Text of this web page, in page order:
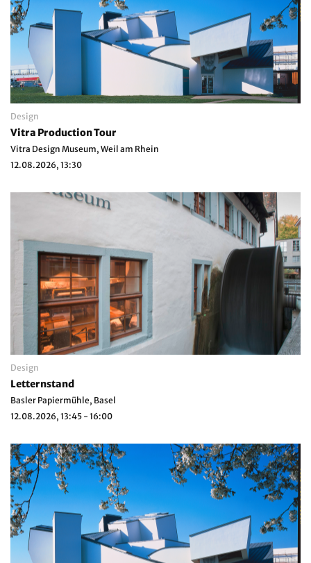
Design
Vitra Production Tour
Vitra Design Museum, Weil am Rhein
12.08.2026, 13:30
Design
Letternstand
Basler Papiermühle, Basel
12.08.2026, 13:45 - 16:00